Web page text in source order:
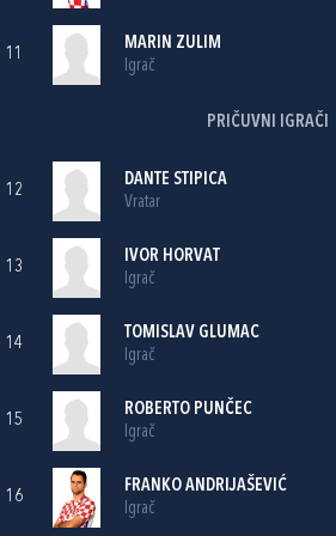
11
MARIN ZULIM
Igrač
PRIČUVNI IGRAČI
12
DANTE STIPICA
Vratar
13
IVOR HORVAT
Igrač
14
TOMISLAV GLUMAC
Igrač
15
ROBERTO PUNČEC
Igrač
16
FRANKO ANDRIJAŠEVIĆ
Igrač